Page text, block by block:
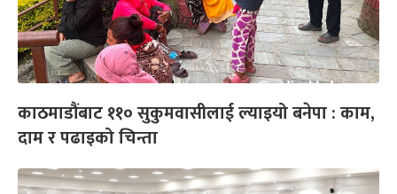
काठमाडौंबाट ११० सुकुमवासीलाई ल्याइयो बनेपा : काम,
दाम र पढाइको चिन्ता